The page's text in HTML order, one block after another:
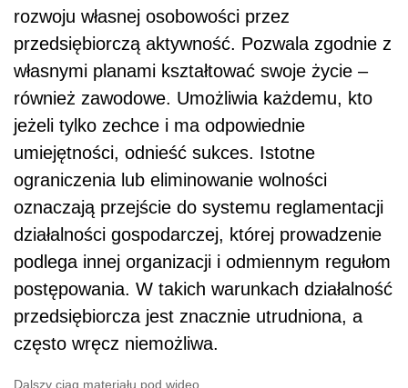
rozwoju własnej osobowości przez
przedsiębiorczą aktywność. Pozwala zgodnie z
własnymi planami kształtować swoje życie –
również zawodowe. Umożliwia każdemu, kto
jeżeli tylko zechce i ma odpowiednie
umiejętności, odnieść sukces. Istotne
ograniczenia lub eliminowanie wolności
oznaczają przejście do systemu reglamentacji
działalności gospodarczej, której prowadzenie
podlega innej organizacji i odmiennym regułom
postępowania. W takich warunkach działalność
przedsiębiorcza jest znacznie utrudniona, a
często wręcz niemożliwa.
Dalszy ciąg materiału pod wideo